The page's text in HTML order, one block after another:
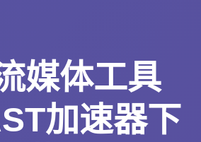
媒体工具
加速器下